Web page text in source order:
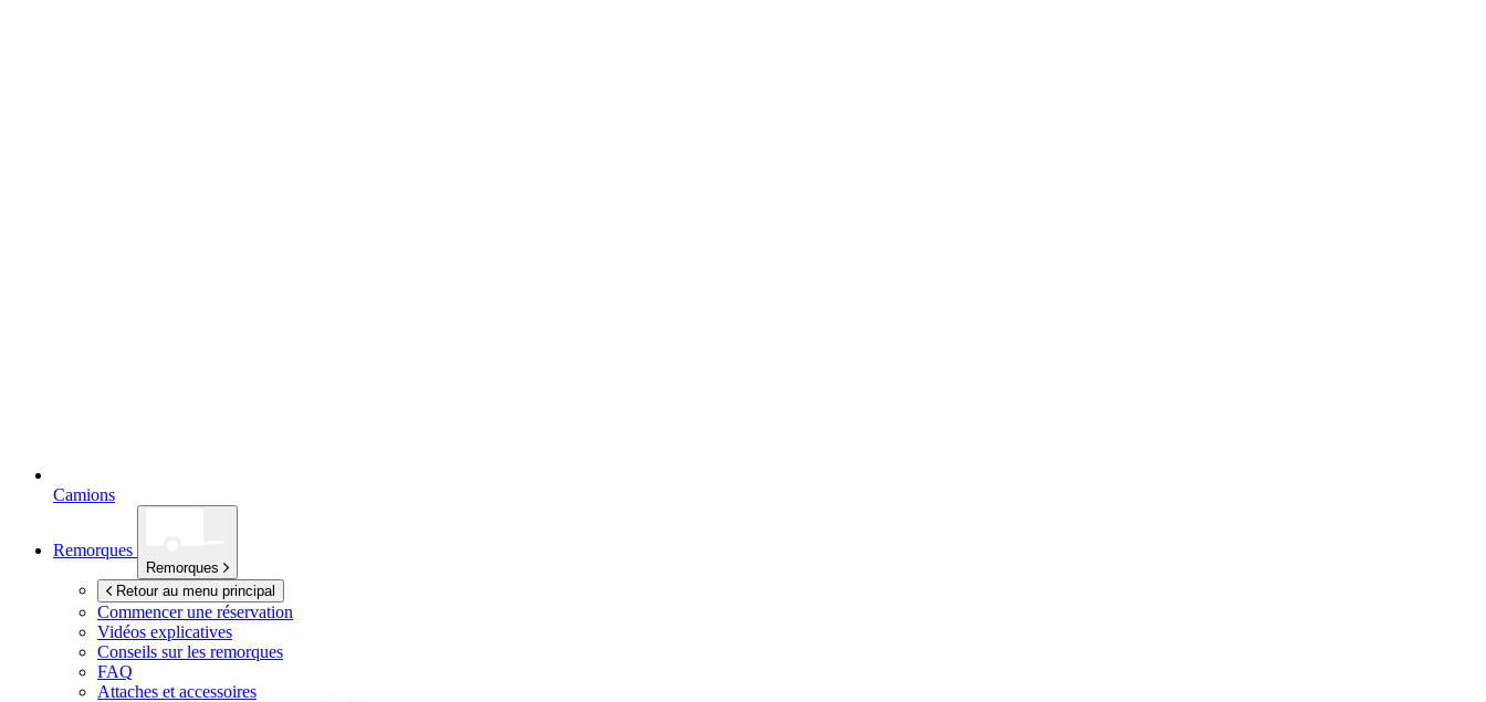
Camions
Remorques
Remorques
Retour au menu principal
Commencer une réservation
Vidéos explicatives
Conseils sur les remorques
FAQ
Attaches et accessoires